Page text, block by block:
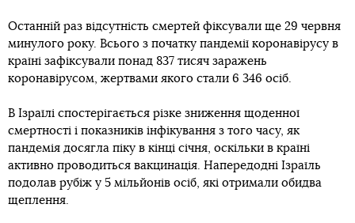
Останній раз відсутність смертей фіксували ще 29 червня
минулого року. Всього з початку пандемії коронавірусу в
країні зафіксували понад 837 тисяч заражень
коронавірусом, жертвами якого стали 6 346 осіб.
В Ізраїлі спостерігається різке зниження щоденної
смертності і показників інфікування з того часу, як
пандемія досягла піку в кінці січня, оскільки в країні
активно проводиться вакцинація. Напередодні Ізраїль
подолав рубіж у 5 мільйонів осіб, які отримали обидва
щеплення.